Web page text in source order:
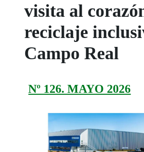
visita al
reciclaje
Campo Real
Nº 126. MAYO 2026